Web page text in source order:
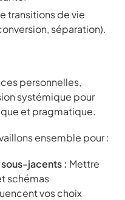
transitions de vie
séparation).
personnelles,
systémique pour
et pragmatique.
ensemble pour :
jacents : Mettre
schémas
vos choix